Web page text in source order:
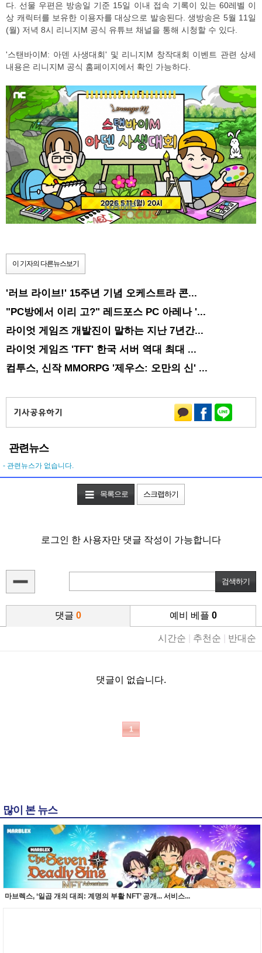
다. 선물 우편은 방송일 기준 15일 이내 접속 기록이 있는 60레벨 이
상 캐릭터를 보유한 이용자를 대상으로 발송된다. 생방송은 5월 11일
(월) 저녁 8시 리니지M 공식 유튜브 채널을 통해 시청할 수 있다.
'스탠바이M: 아덴 사생대회' 및 리니지M 창작대회 이벤트 관련 상세
내용은 리니지M 공식 홈페이지에서 확인 가능하다.
이 기자의 다른뉴스보기
'러브 라이브!' 15주년 기념 오케스트라 콘...
"PC방에서 이리 고?" 레드포스 PC 아레나 '...
라이엇 게임즈 개발진이 말하는 지난 7년간...
라이엇 게임즈 'TFT' 한국 서버 역대 최대 ...
컴투스, 신작 MMORPG '제우스: 오만의 신' ...
관련뉴스
- 관련뉴스가 없습니다.
목록으로 스크랩하기
로그인 한 사용자만 댓글 작성이 가능합니다
댓글 0 예비 베플 0
시간순 추천순 반대순
댓글이 없습니다.
1
많이 본 뉴스
마브렉스, ‘일곱 개의 대죄: 계명의 부활 NFT’ 공개... 서비스...